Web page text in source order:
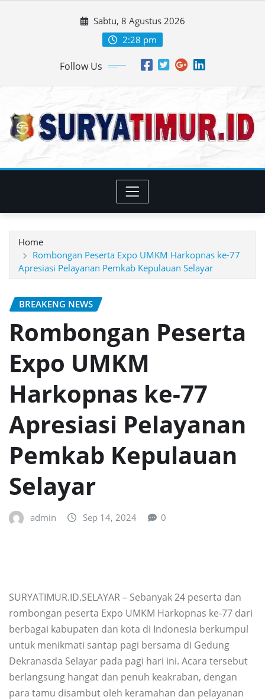
Sabtu, 8 Agustus 2026
2:28 pm
Follow Us
Home
Rombongan Peserta Expo UMKM Harkopnas ke-77
Apresiasi Pelayanan Pemkab Kepulauan Selayar
BREAKENG NEWS
Rombongan Peserta
Expo UMKM
Harkopnas ke-77
Apresiasi Pelayanan
Pemkab Kepulauan
Selayar
admin Sep 14, 2024 0
SURYATIMUR.ID.SELAYAR – Sebanyak 24 peserta dan
rombongan peserta Expo UMKM Harkopnas ke-77 dari
berbagai kabupaten dan kota di Indonesia berkumpul
untuk menikmati santap pagi bersama di Gedung
Dekranasda Selayar pada pagi hari ini. Acara tersebut
berlangsung hangat dan penuh keakraban, dengan
para tamu disambut oleh keramahan dan pelayanan